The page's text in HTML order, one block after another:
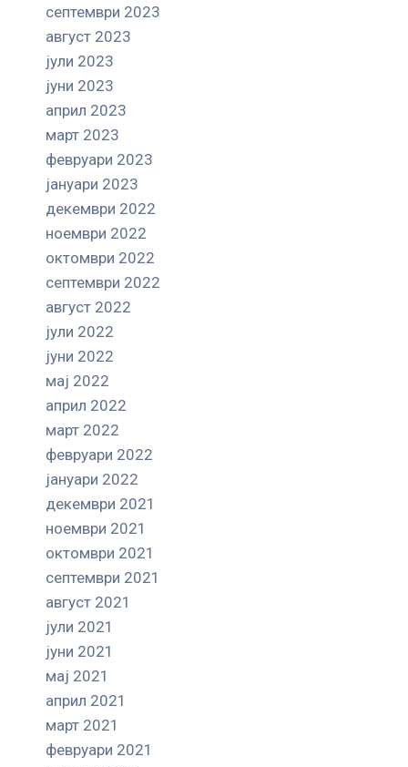
септември 2023
август 2023
јули 2023
јуни 2023
април 2023
март 2023
февруари 2023
јануари 2023
декември 2022
ноември 2022
октомври 2022
септември 2022
август 2022
јули 2022
јуни 2022
мај 2022
април 2022
март 2022
февруари 2022
јануари 2022
декември 2021
ноември 2021
октомври 2021
септември 2021
август 2021
јули 2021
јуни 2021
мај 2021
април 2021
март 2021
февруари 2021